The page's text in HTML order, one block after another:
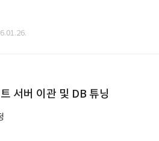
서버 이관 및 DB 튜닝